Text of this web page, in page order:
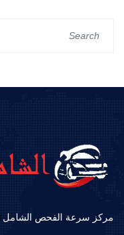
مركز سرعة الفحص الشامل